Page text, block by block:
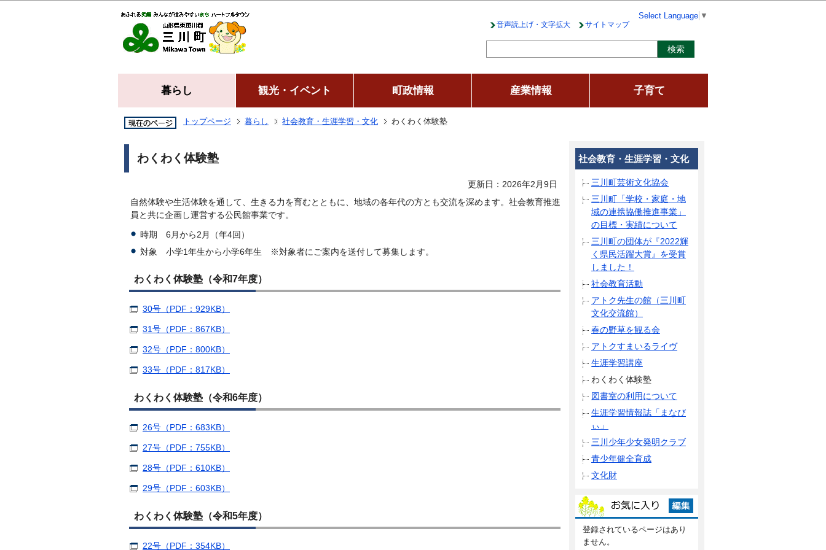
音声読上げ・文字拡大 サイトマップ
Select Language ▼
暮らし 観光・イベント 町政情報 産業情報 子育て
トップページ 暮らし 社会教育・生涯学習・文化 わくわく体験塾
わくわく体験塾
更新日：2026年2月9日
自然体験や生活体験を通して、生きる力を育むとともに、地域の各年代の方とも交流を深めます。社会教育推進
員と共に企画し運営する公民館事業です。
時期 6月から2月（年4回）
対象 小学1年生から小学6年生 ※対象者にご案内を送付して募集します。
わくわく体験塾（令和7年度）
30号（PDF：929KB）
31号（PDF：867KB）
32号（PDF：800KB）
33号（PDF：817KB）
わくわく体験塾（令和6年度）
26号（PDF：683KB）
27号（PDF：755KB）
28号（PDF：610KB）
29号（PDF：603KB）
わくわく体験塾（令和5年度）
22号（PDF：354KB）
社会教育・生涯学習・文化
三川町芸術文化協会
三川町「学校・家庭・地
域の連携協働推進事業」
の目標・実績について
三川町の団体が『2022輝
く県民活躍大賞』を受賞
しました！
社会教育活動
アトク先生の館（三川町
文化交流館）
春の野草を観る会
アトクすまいるライヴ
生涯学習講座
わくわく体験塾
図書室の利用について
生涯学習情報誌「まなび
ぃ」
三川少年少女発明クラブ
青少年健全育成
文化財
登録されているページはあり
ません。